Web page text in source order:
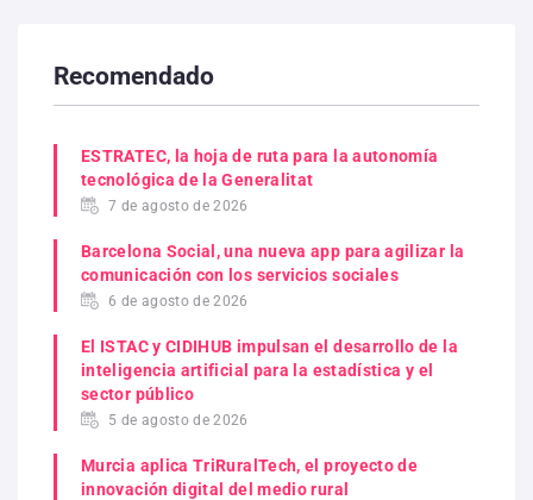
Recomendado
ESTRATEC, la hoja de ruta para la autonomía
tecnológica de la Generalitat
7 de agosto de 2026
Barcelona Social, una nueva app para agilizar la
comunicación con los servicios sociales
6 de agosto de 2026
El ISTAC y CIDIHUB impulsan el desarrollo de la
inteligencia artificial para la estadística y el
sector público
5 de agosto de 2026
Murcia aplica TriRuralTech, el proyecto de
innovación digital del medio rural